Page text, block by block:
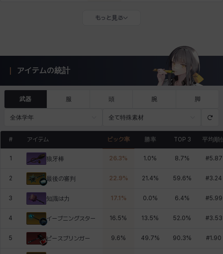
もっと見る
アイテムの統計
武器 服 頭 腕 脚
全体学年 全て特殊素材
# アイテム ピック率 勝率 TOP 3 平均順
1 狼牙棒 26.3% 1.0% 8.7% #5.87
2 最後の審判 22.9% 21.4% 59.6% #3.24
3 知識は力 17.1 % 0.0% 6.4% #5.99
4 イーブニングスター 16.5% 13.5% 52.0% #3.53
5 ピースブリンガー 9.6% 49.7% 90.3% #1.90